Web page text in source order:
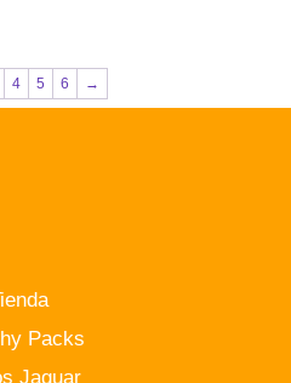
4 5 6 →
Packs
Jaguar